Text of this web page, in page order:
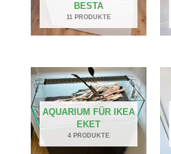
BESTA
11 PRODUKTE
AQUARIUM FÜR IKEA
EKET
4 PRODUKTE